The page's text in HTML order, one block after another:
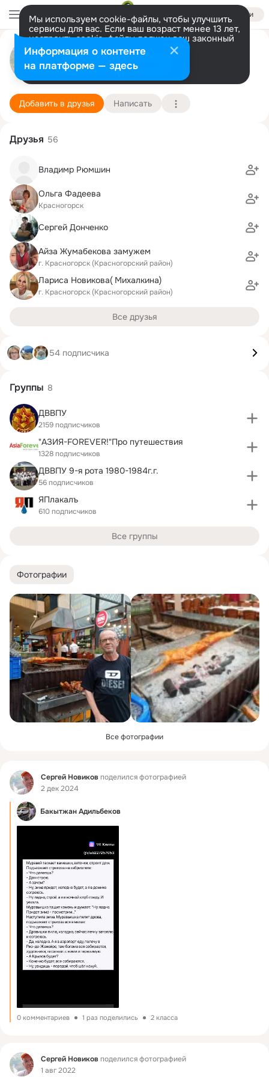
Войти
Мы используем cookie-файлы, чтобы улучшить
сервисы для вас. Если ваш возраст менее 13 лет,
настроить cookie-файлы должен ваш законный
представитель. Больше информации
Разрешить все Настроить
Сергей Новиков
Нячанг
7 сентября (62 года)
Московское Суворовское военное училище
Подробнее
Добавить в друзья Написать
Фотографии
Все фотографии
Фид Сергей Новиков поделился фотографией
2 дек 2024
Бакытжан Адильбеков
0 комментариев 1 раз поделились 2 класса
Фид Сергей Новиков поделился фотографией
1 авг 2022
Друзья 56
Владимр Рюмшин
Ольга Фадеева
Красногорск
Сергей Донченко
Айза Жумабекова замужем
г. Красногорск (Красногорский район)
Лариса Новикова( Михалкина)
г. Красногорск (Красногорский район)
Все друзья
54 подписчика
Группы 8
ДВВПУ
2159 подписчиков
"АЗИЯ-FOREVER!"Про путешествия
1328 подписчиков
ДВВПУ 9-я рота 1980-1984г.г.
56 подписчиков
ЯПлакалъ
610 подписчиков
Все группы
Информация о контенте
на платформе — здесь